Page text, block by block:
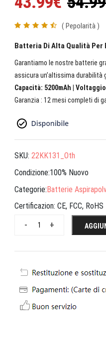
( Pepolarità )
Batteria Di Alta Qualità Per
Garantiamo le nostre batterie
assicura un’altissima
Capacità: 5200mAh |
Garanzia : 12 mesi completi di
SKU: 22KK131_Oth
Condizione:100% Nuovo
Categorie:Batterie
Certificazion: CE, FCC, RoHS
+
-